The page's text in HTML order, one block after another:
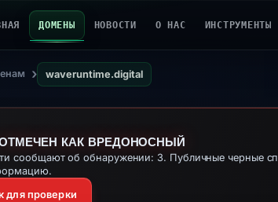
ДОМЕНЫ НОВОСТИ О НАС ИНСТРУМЕНТЫ
› waveruntime.digital
КАК ВРЕДОНОСНЫЙ
сообщают об обнаружении: 3. Публичные черные
для проверки